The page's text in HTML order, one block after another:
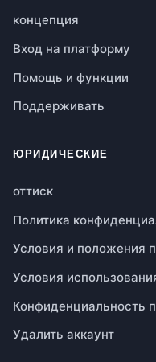
концепция
Вход на платформу
Помощь и функции
Поддерживать
ЮРИДИЧЕСКИЕ
оттиск
Политика
Условия и положения
Условия
Конфиденциальность
Удалить аккаунт